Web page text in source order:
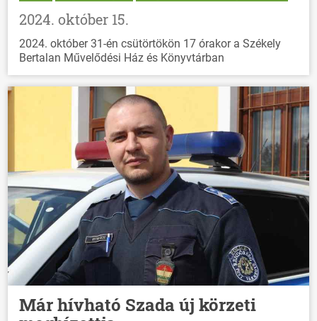
ÖNKORMÁNYZAT
KÖZÖSSÉG
2024. október 15.
2024. október 31-én csütörtökön 17 órakor a Székely
Bertalan Művelődési Ház és Könyvtárban
Már hívható Szada új körzeti